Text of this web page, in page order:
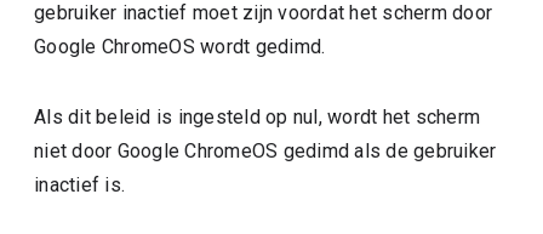
gebruiker inactief moet zijn voordat het scherm door
Google ChromeOS wordt gedimd.
Als dit beleid is ingesteld op nul, wordt het scherm
niet door Google ChromeOS gedimd als de gebruiker
inactief is.